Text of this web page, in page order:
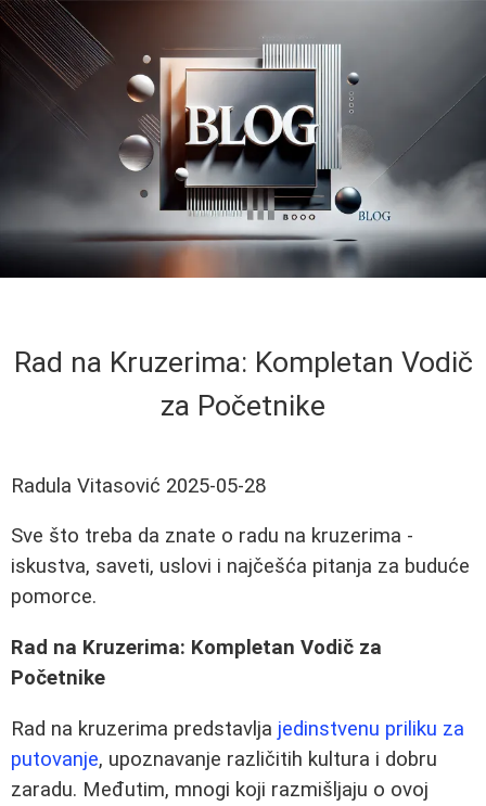
Rad na Kruzerima: Kompletan Vodič
za Početnike
Radula Vitasović 2025-05-28
Sve što treba da znate o radu na kruzerima -
iskustva, saveti, uslovi i najčešća pitanja za buduće
pomorce.
Rad na Kruzerima: Kompletan Vodič za
Početnike
Rad na kruzerima predstavlja jedinstvenu priliku za
putovanje, upoznavanje različitih kultura i dobru
zaradu. Međutim, mnogi koji razmišljaju o ovoj